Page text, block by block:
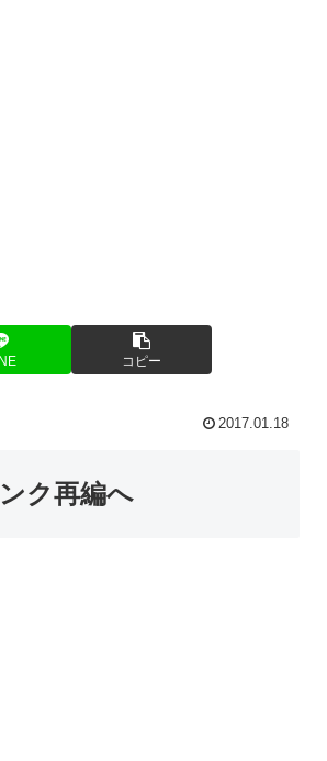
コピー
2017.01.18
ク再編へ